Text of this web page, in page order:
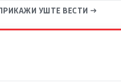
УШТЕ ВЕСТИ →